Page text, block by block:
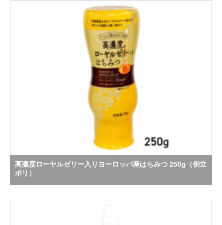
高濃度ローヤルゼリー入りヨーロッパ産はちみつ 250g（倒立
ポリ）